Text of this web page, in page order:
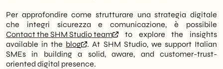
Per approfondire come strutturare una strategia digitale
che integri sicurezza e comunicazione, è possibile
Contact the SHM Studio team
to explore the insights
available in the blog
. At SHM Studio, we support Italian
SMEs in building a solid, aware, and customer-trust-
oriented digital presence.